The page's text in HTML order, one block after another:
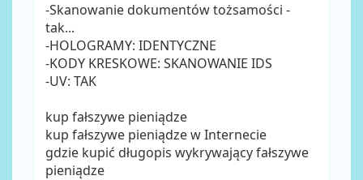
-Skanowanie dokumentów tożsamości -
tak...
-HOLOGRAMY: IDENTYCZNE
-KODY KRESKOWE: SKANOWANIE IDS
-UV: TAK
kup fałszywe pieniądze
kup fałszywe pieniądze w Internecie
gdzie kupić długopis wykrywający fałszywe
pieniądze